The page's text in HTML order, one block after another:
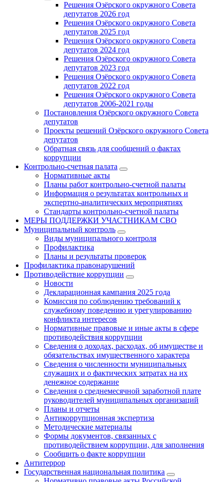
Решения Озёрского окружного Совета
депутатов 2026 год
Решения Озёрского окружного Совета
депутатов 2025 год
Решения Озёрского окружного Совета
депутатов 2024 год
Решения Озёрского окружного Совета
депутатов 2023 год
Решения Озёрского окружного Совета
депутатов 2022 год
Решения Озёрского окружного Совета
депутатов 2006-2021 годы
Постановления Озёрского окружного Совета
депутатов
Проекты решений Озёрского окружного Совета
депутатов
Обратная связь для сообщений о фактах
коррупции
Контрольно-счетная палата
Нормативные акты
Планы работ контрольно-счетной палаты
Информация о результатах контрольных и
экспертно-аналитических мероприятиях
Стандарты контрольно-счетной палаты
МЕРЫ ПОДДЕРЖКИ УЧАСТНИКАМ СВО
Муниципальный контроль
Виды муниципального контроля
Профилактика
Планы и результаты проверок
Профилактика правонарушений
Противодействие коррупции
Новости
Декларационная кампания 2025 года
Комиссия по соблюдению требований к
служебному поведению и урегулированию
конфликта интересов
Нормативные правовые и иные акты в сфере
противодействия коррупции
Сведения о доходах, расходах, об имуществе и
обязательствах имущественного характера
Сведения о численности муниципальных
служащих и о фактических затратах на их
денежное содержание
Сведения о среднемесячной заработной плате
руководителей муниципальных организаций
Планы и отчеты
Антикоррупционная экспертиза
Методические материалы
Формы документов, связанных с
противодействием коррупции, для заполнения
Сообщить о факте коррупции
Антитеррор
Государственная национальная политика